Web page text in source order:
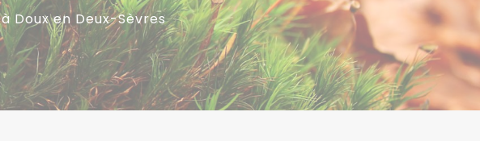
Doux en Deux-Sèvres